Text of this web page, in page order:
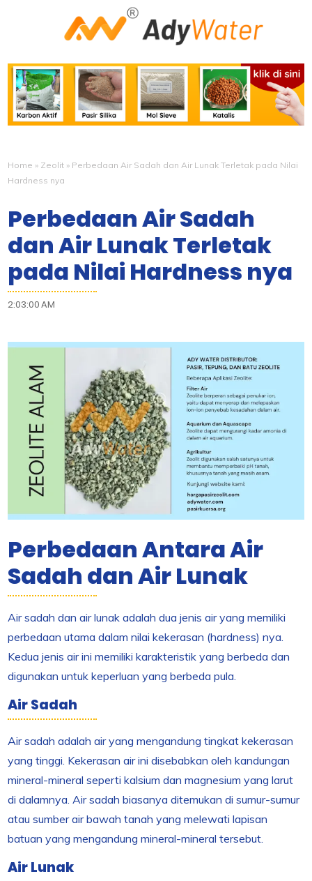
Home » Zeolit » Perbedaan Air Sadah dan Air Lunak Terletak pada Nilai
Hardness nya
Perbedaan Air Sadah
dan Air Lunak Terletak
pada Nilai Hardness nya
2:03:00 AM
Perbedaan Antara Air
Sadah dan Air Lunak
Air sadah dan air lunak adalah dua jenis air yang memiliki
perbedaan utama dalam nilai kekerasan (hardness) nya.
Kedua jenis air ini memiliki karakteristik yang berbeda dan
digunakan untuk keperluan yang berbeda pula.
Air Sadah
Air sadah adalah air yang mengandung tingkat kekerasan
yang tinggi. Kekerasan air ini disebabkan oleh kandungan
mineral-mineral seperti kalsium dan magnesium yang larut
di dalamnya. Air sadah biasanya ditemukan di sumur-sumur
atau sumber air bawah tanah yang melewati lapisan
batuan yang mengandung mineral-mineral tersebut.
Air Lunak